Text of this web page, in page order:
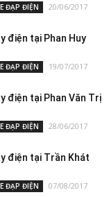
ĐẠP ĐIỆN 20/06/2017
điện tại Phan Huy
ĐẠP ĐIỆN 19/07/2017
điện tại Phan Văn Trị
ĐẠP ĐIỆN 28/06/2017
điện tại Trần Khát
ĐẠP ĐIỆN 07/08/2017